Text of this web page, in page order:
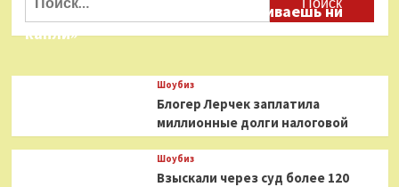
чем
пытаются
в
бюджете
29
миллиардов
Соловьеву: «Ты меня не расстраиваешь ни
капли»
Шоубиз
Блогер Лерчек заплатила
миллионные долги налоговой
Шоубиз
Взыскали через суд более 120